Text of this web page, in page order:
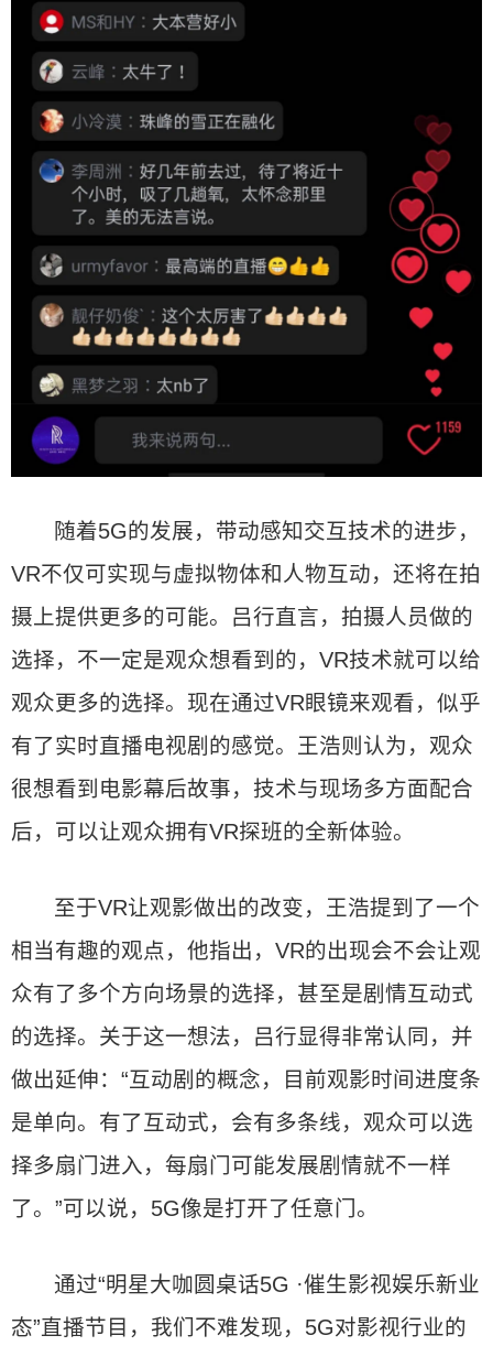
随着5G的发展，带动感知交互技术的进步，
VR不仅可实现与虚拟物体和人物互动，还将在拍
摄上提供更多的可能。吕行直言，拍摄人员做的
选择，不一定是观众想看到的，VR技术就可以给
观众更多的选择。现在通过VR眼镜来观看，似乎
有了实时直播电视剧的感觉。王浩则认为，观众
很想看到电影幕后故事，技术与现场多方面配合
后，可以让观众拥有VR探班的全新体验。
至于VR让观影做出的改变，王浩提到了一个
相当有趣的观点，他指出，VR的出现会不会让观
众有了多个方向场景的选择，甚至是剧情互动式
的选择。关于这一想法，吕行显得非常认同，并
做出延伸：“互动剧的概念，目前观影时间进度条
是单向。有了互动式，会有多条线，观众可以选
择多扇门进入，每扇门可能发展剧情就不一样
了。”可以说，5G像是打开了任意门。
通过“明星大咖圆桌话5G ·催生影视娱乐新业
态”直播节目，我们不难发现，5G对影视行业的